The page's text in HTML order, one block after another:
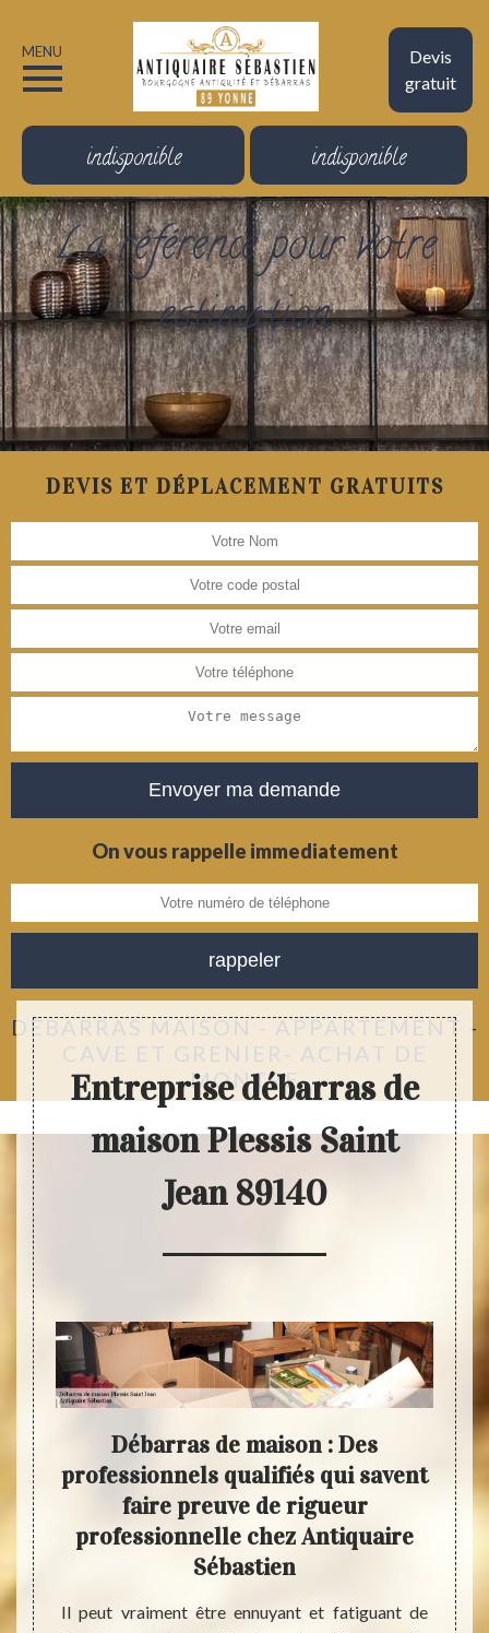
Devis
gratuit
MENU
indisponible indisponible
La référence pour votre
estimation
DEVIS ET DÉPLACEMENT GRATUITS
On vous rappelle immediatement
DÉBARRAS MAISON - APPARTEMENT -
CAVE ET GRENIER- ACHAT DE
MONTRE
Entreprise débarras de
maison Plessis Saint
Jean 89140
peut
et
Débarras de maison : Des
professionnels qualifiés qui savent
faire preuve de rigueur
professionnelle chez Antiquaire
Sébastien
Il peut vraiment être ennuyant et fatiguant de
Lors